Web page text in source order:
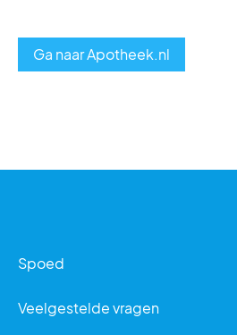
Ga naar Apotheek.nl
Spoed
Veelgestelde vragen